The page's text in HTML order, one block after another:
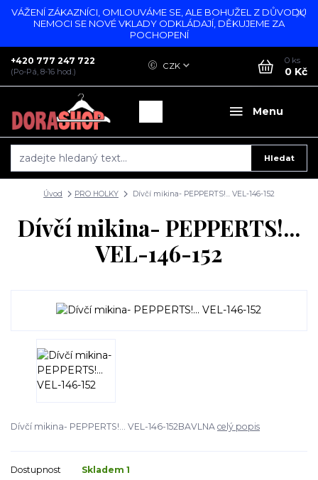
VÁŽENÍ ZÁKAZNÍCI, OMLOUVÁME SE, ALE BOHUŽEL Z DŮVODU
NEMOCI SE NOVÉ VKLADY ODKLÁDAJÍ, DĚKUJEME ZA
POCHOPENÍ
Menu
CZK
Hledat
+420 777 247 722
(Po-Pá, 8-16 hod.)
0 ks
0 Kč
Úvod PRO HOLKY Dívčí mikina- PEPPERTS!... VEL-146-152
Dívčí mikina- PEPPERTS!...
VEL-146-152
Dívčí mikina- PEPPERTS!... VEL-146-152BAVLNA celý popis
Dostupnost Skladem 1